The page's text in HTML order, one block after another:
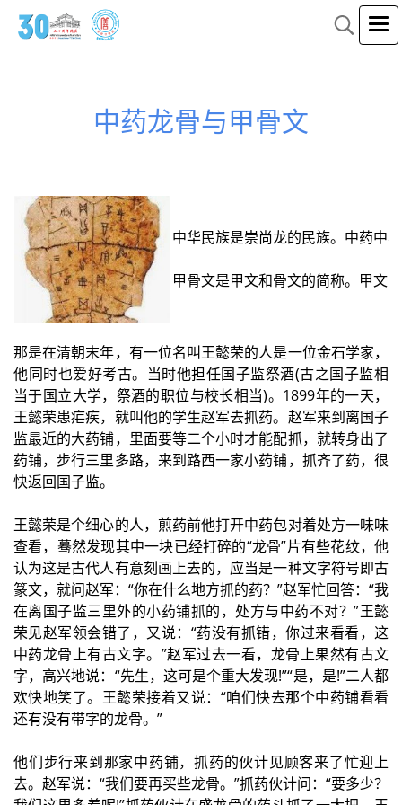
中药龙骨与甲骨文
中华民族是崇尚龙的民族。中药中
甲骨文是甲文和骨文的简称。甲文
那是在清朝末年，有一位名叫王懿荣的人是一位金石学家，
他同时也爱好考古。当时他担任国子监祭酒(古之国子监相
当于国立大学，祭酒的职位与校长相当)。1899年的一天，
王懿荣患疟疾，就叫他的学生赵军去抓药。赵军来到离国子
监最近的大药铺，里面要等二个小时才能配抓，就转身出了
药铺，步行三里多路，来到路西一家小药铺，抓齐了药，很
快返回国子监。
王懿荣是个细心的人，煎药前他打开中药包对着处方一味味
查看，蓦然发现其中一块已经打碎的“龙骨”片有些花纹，他
认为这是古代人有意刻画上去的，应当是一种文字符号即古
篆文，就问赵军：“你在什么地方抓的药？”赵军忙回答：“我
在离国子监三里外的小药铺抓的，处方与中药不对？”王懿
荣见赵军领会错了，又说：“药没有抓错，你过来看看，这
中药龙骨上有古文字。”赵军过去一看，龙骨上果然有古文
字，高兴地说：“先生，这可是个重大发现!”“是，是!”二人都
欢快地笑了。王懿荣接着又说：“咱们快去那个中药铺看看
还有没有带字的龙骨。”
他们步行来到那家中药铺，抓药的伙计见顾客来了忙迎上
去。赵军说：“我们要再买些龙骨。”抓药伙计问：“要多少？